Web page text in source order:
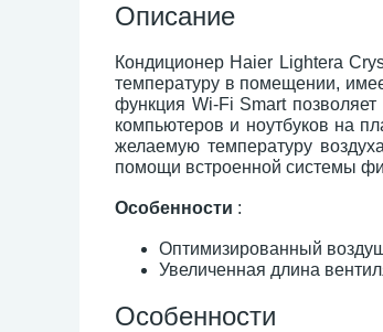
Описание
Кондиционер Haier Lightera
температуру в помещении,
функция Wi-Fi Smart
компьютеров и ноутбуков на
желаемую температуру
помощи встроенной системы
Особенности :
Оптимизированный
Увеличенная длина
Особенности